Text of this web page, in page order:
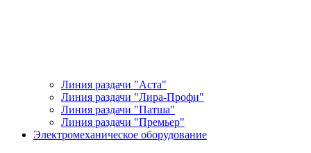
Линия раздачи "Аста"
Линия раздачи "Лира-Профи"
Линия раздачи "Патша"
Линия раздачи "Премьер"
Электромеханическое оборудование